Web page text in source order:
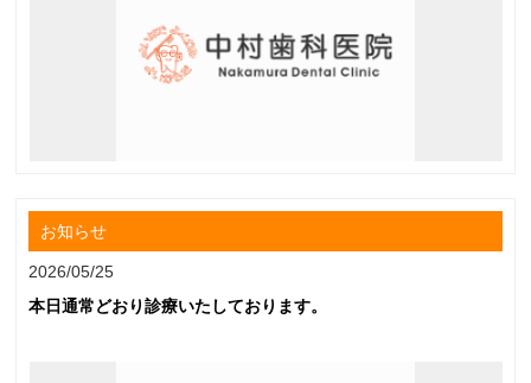
お知らせ
2026/05/25
本日通常どおり診療いたしております。